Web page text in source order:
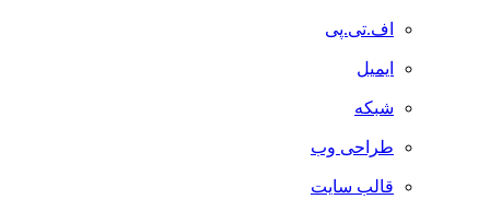
اف.تی.پی
ایمیل
شبکه
طراحی وب
قالب سایت